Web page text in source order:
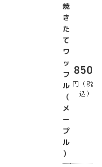
焼
き
た
て
ワ
ッ
フ
ル
（
メ
ー
プ
ル
）
850
円（税
込）